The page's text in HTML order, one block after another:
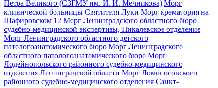
Петра Великого (СЗГМУ им. И. И. Мечникова) Морг
клинической больницы Святителя Луки Морг крематория на
Шафировском 12 Морг Ленинградского областного бюро
судебно-медицинской экспертизы, Пикалевское отделение
Морг Ленинградского областного детского
патологоанатомического бюро Морг Ленинградского
областного патологоанатомического бюро Морг
Лодейнопольского районного судебно-медицинского
отделения Ленинградской области Морг Ломоносовского
районного судебно-медицинского отделения Санкт-